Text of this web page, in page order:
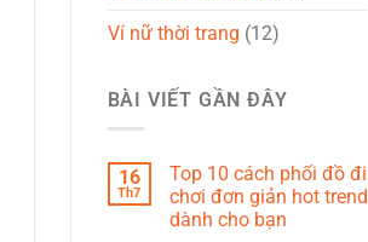
Ví nữ thời trang (12)
BÀI VIẾT GẦN ĐÂY
16
Th7
Top 10 cách phối đồ đi
chơi đơn giản hot trend
dành cho bạn